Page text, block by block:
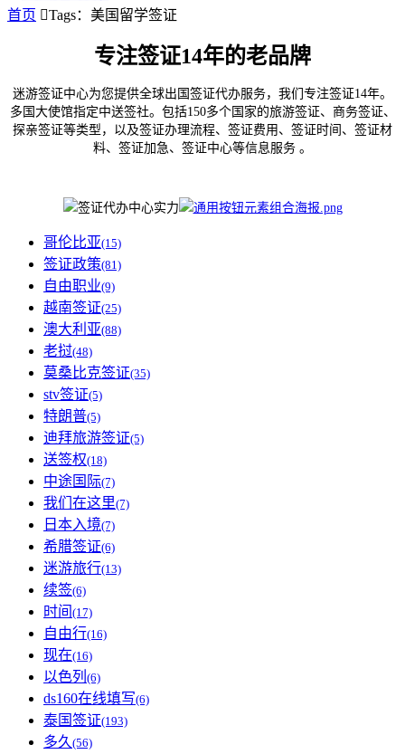
首页 Tags：美国留学签证
专注签证14年的老品牌
迷游签证中心为您提供全球出国签证代办服务，我们专注签证14年。
多国大使馆指定中送签社。包括150多个国家的旅游签证、商务签证、
探亲签证等类型，以及签证办理流程、签证费用、签证时间、签证材
料、签证加急、签证中心等信息服务 。
哥伦比亚(15)
签证政策(81)
自由职业(9)
越南签证(25)
澳大利亚(88)
老挝(48)
莫桑比克签证(35)
stv签证(5)
特朗普(5)
迪拜旅游签证(5)
送签权(18)
中途国际(7)
我们在这里(7)
日本入境(7)
希腊签证(6)
迷游旅行(13)
续签(6)
时间 (17)
自由行(16)
现在(16)
以色列 (6)
ds160在线填写(6)
泰国签证(193)
多久 (56)